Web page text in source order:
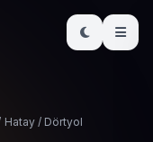
Hatay / Dörtyol